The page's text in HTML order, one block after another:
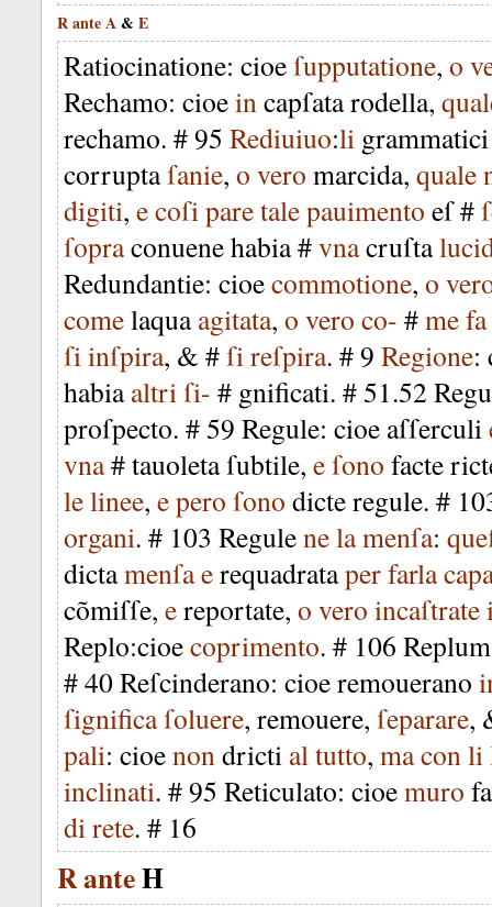
RanteA& E
Ratiocinatione: cioeſupputatione, o
Rechamo: cioeincapſatarodella,
rechamo. #95 Rediuiuo:li grammatici
corruptaſanie, o vero marcida, quale
digiti, ecoſiparetalepauimento eſ#
ſopraconuenehabia#vnacruſta
Redundantie: cioecommotione, o
comelaqua agitata, o vero co- #mefa
ſiinſpira, & #ſireſpira. #9 Regione:
habia altriſi- # gnificati. #51.52
proſpecto. #59 Regule: cioe aſſerculi
vna#tauoletaſubtile, eſono facte
lelinee, epero ſono dicteregule. #
organi. # 103 Regulenelamenſa:
dictamenſaerequadrataperfarla
cõmiſſe, ereportate, o vero incaſtrate
Replo:cioecoprimento. # 106 Replum
#40Reſcinderano: cioeremouerano
ſignificaſoluere, remouere, ſeparare,
pali: cioenondricti altutto, maconli
inclinati. #95 Reticulato: cioemuro
direte. # 16
RanteH